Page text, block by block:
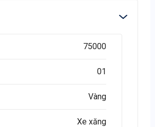
75000
01
Vàng
Xe xăng